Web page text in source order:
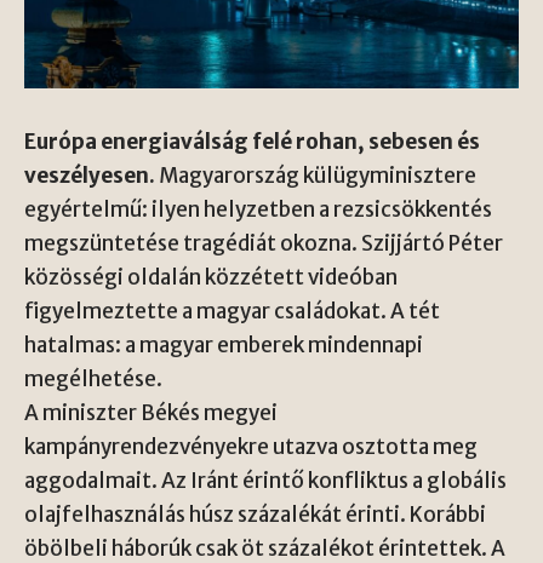
Európa energiaválság felé rohan, sebesen és
veszélyesen. Magyarország külügyminisztere
egyértelmű: ilyen helyzetben a rezsicsökkentés
megszüntetése tragédiát okozna. Szijjártó Péter
közösségi oldalán közzétett videóban
figyelmeztette a magyar családokat. A tét
hatalmas: a magyar emberek mindennapi
megélhetése.
A miniszter Békés megyei
kampányrendezvényekre utazva osztotta meg
aggodalmait. Az Iránt érintő konfliktus a globális
olajfelhasználás húsz százalékát érinti. Korábbi
öbölbeli háborúk csak öt százalékot érintettek. A